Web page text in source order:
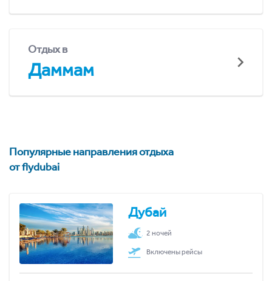
Отдых в
Даммам
Популярные направления отдыха
от flydubai
Дубай
2 ночей
Включены рейсы